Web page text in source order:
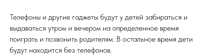
Телефоны и другие гаджеты будут у детей забираться и
выдаваться утром и вечером на определенное время
поиграть и позвонить родителям. В остальное время дети
будут находится без телефонов.